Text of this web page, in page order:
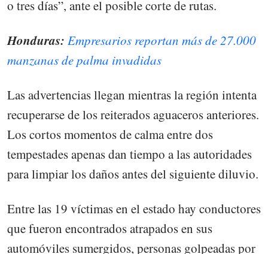
o tres días”, ante el posible corte de rutas.
Honduras: Empresarios reportan más de 27.000
manzanas de palma invadidas
Las advertencias llegan mientras la región intenta
recuperarse de los reiterados aguaceros anteriores.
Los cortos momentos de calma entre dos
tempestades apenas dan tiempo a las autoridades
para limpiar los daños antes del siguiente diluvio.
Entre las 19 víctimas en el estado hay conductores
que fueron encontrados atrapados en sus
automóviles sumergidos, personas golpeadas por